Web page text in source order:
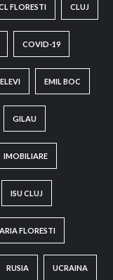
FLORESTI CLUJ
COVID-19
ELEVI EMIL BOC
GILAU
IMOBILIARE
ISU CLUJ
FLORESTI
RUSIA UCRAINA